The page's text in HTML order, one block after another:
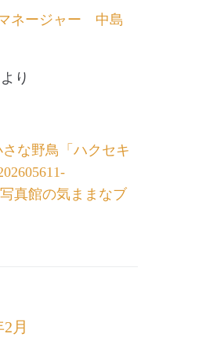
ネージャー 中島
より
な野鳥「ハクセキ
真館の気ままなブ
月